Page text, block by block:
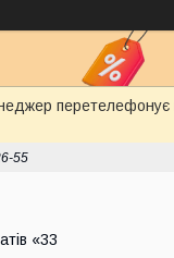
перетелефонує
55
«33